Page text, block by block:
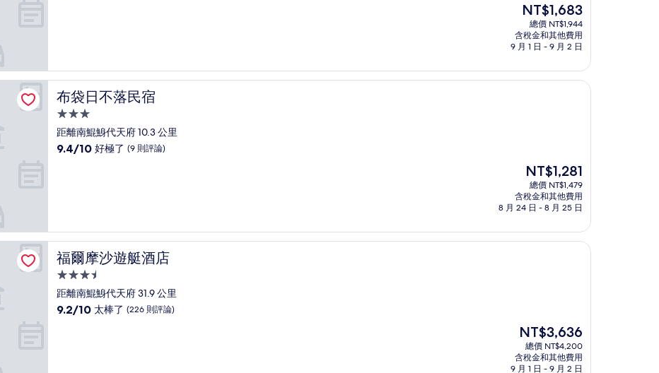
常
好，
(146
則
評
論)
現
在
價
格
NT$1,683
NT$1,683
總價 NT$1,944
含稅金和其他費用
9 月 1 日 - 9 月 2 日
布袋日不落民宿
布袋日不落民宿
3.0
星
級
距離南鯤鯓代天府 10.3 公里
9.4
極
了，
(9
則
評
論)
9.4/10 好極了 (9 則評論)
現
在
價
格
NT$1,281
NT$1,281
總價 NT$1,479
含稅金和其他費用
8 月 24 日 - 8 月 25 日
福爾摩沙遊艇酒店
福爾摩沙遊艇酒店
3.5
星
級
距離南鯤鯓代天府 31.9 公里
9.2
9.2/10 太棒了 (226 則評論)
現
在
價
格
NT$3,636
總價 NT$4,200
含稅金和其他費用
9 月 1 日 - 9 月 2 日